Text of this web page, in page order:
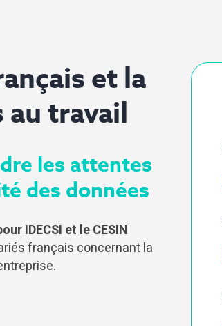
et la
au travail
les attentes
des données
IDECSI et le CESIN
français concernant la